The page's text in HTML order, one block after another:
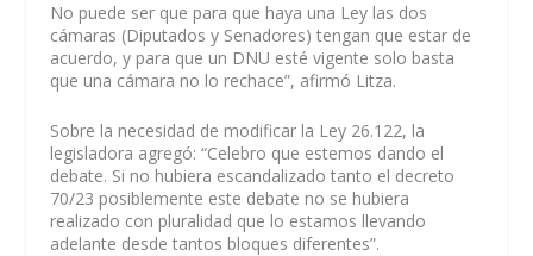
No puede ser que para que haya una Ley las dos
cámaras (Diputados y Senadores) tengan que estar de
acuerdo, y para que un DNU esté vigente solo basta
que una cámara no lo rechace”, afirmó Litza.
Sobre la necesidad de modificar la Ley 26.122, la
legisladora agregó: “Celebro que estemos dando el
debate. Si no hubiera escandalizado tanto el decreto
70/23 posiblemente este debate no se hubiera
realizado con pluralidad que lo estamos llevando
adelante desde tantos bloques diferentes”.